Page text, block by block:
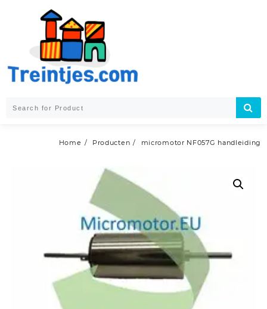
Home Producten micromotor NF057G handleiding